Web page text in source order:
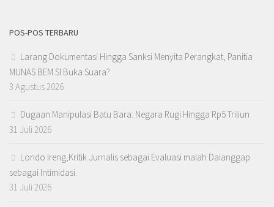
POS-POS TERBARU
Larang Dokumentasi Hingga Sanksi Menyita Perangkat, Panitia
MUNAS BEM SI Buka Suara?
3 Agustus 2026
Dugaan Manipulasi Batu Bara: Negara Rugi Hingga Rp5 Triliun
31 Juli 2026
Londo Ireng,Kritik Jurnalis sebagai Evaluasi malah Daianggap
sebagai Intimidasi.
31 Juli 2026